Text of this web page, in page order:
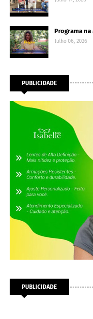
Programa
Julho 06, 2026
PUBLICIDADE
PUBLICIDADE